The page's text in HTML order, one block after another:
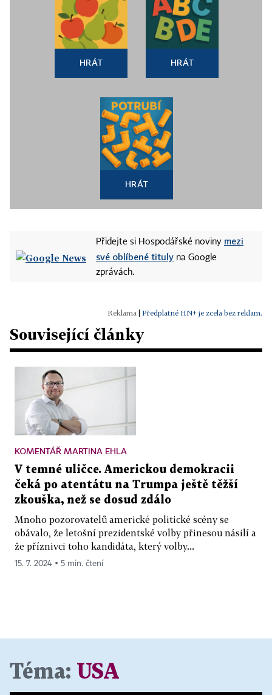
HRÁT HRÁT
HRÁT
Přidejte si Hospodářské noviny mezi
své oblíbené tituly na Google
zprávách.
Předplatné HN+ je zcela bez reklam.
Související články
KOMENTÁŘ MARTINA EHLA
V temné uličce. Americkou demokracii
čeká po atentátu na Trumpa ještě těžší
zkouška, než se dosud zdálo
Mnoho pozorovatelů americké politické scény se
obávalo, že letošní prezidentské volby přinesou násilí a
že příznivci toho kandidáta, který volby...
15. 7. 2024 ▪ 5 min. čtení
Téma: USA